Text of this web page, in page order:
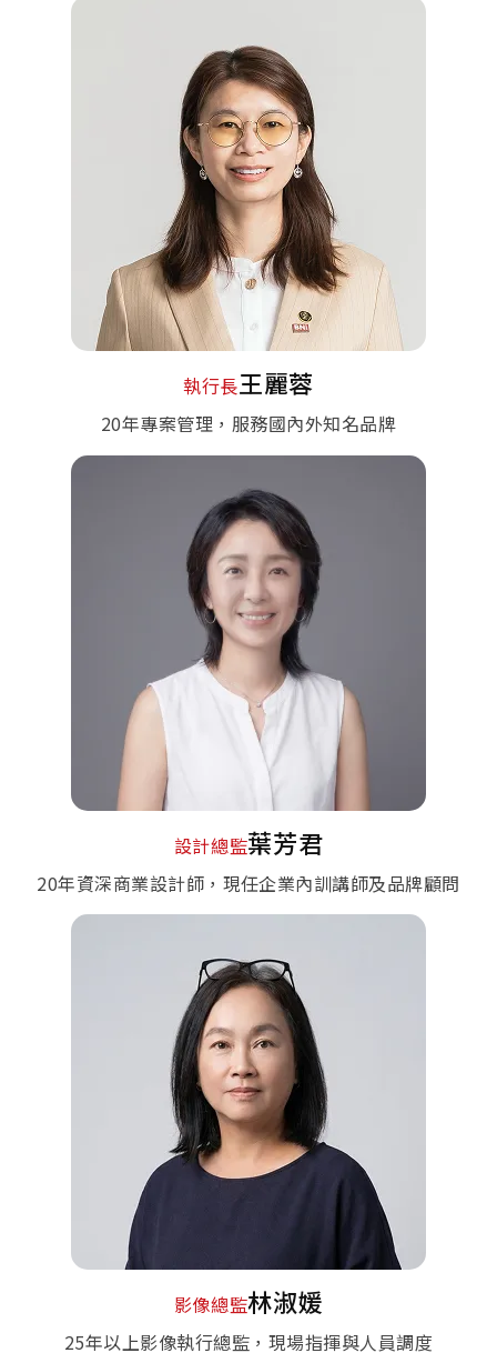
執行長王麗蓉
20年專案管理，服務國內外知名品牌
設計總監葉芳君
20年資深商業設計師，現任企業內訓講師及品牌顧問
影像總監林淑媛
25年以上影像執行總監，現場指揮與人員調度